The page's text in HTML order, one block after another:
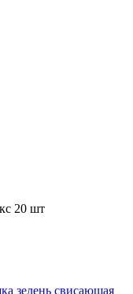
20 шт
зелень свисающая